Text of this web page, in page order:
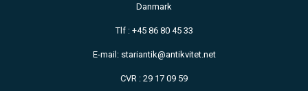
Danmark
Tlf : +45 86 80 45 33
E-mail: stariantik@antikvitet.net
CVR : 29 17 09 59